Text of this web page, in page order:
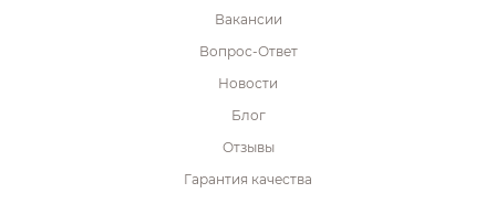
Вакансии
Вопрос-Ответ
Новости
Блог
Отзывы
Гарантия качества